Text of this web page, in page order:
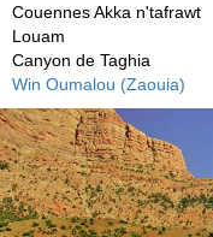
Couennes Akka n'tafrawt
Louam
Canyon de Taghia
Win Oumalou (Zaouia)